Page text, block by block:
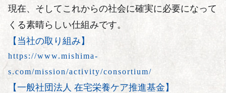
現在、そしてこれからの社会に確実に必要になって
くる素晴らしい仕組みです。
【当社の取り組み】
https://www.mishima-
s.com/mission/activity/consortium/
【一般社団法人 在宅栄養ケア推進基金】